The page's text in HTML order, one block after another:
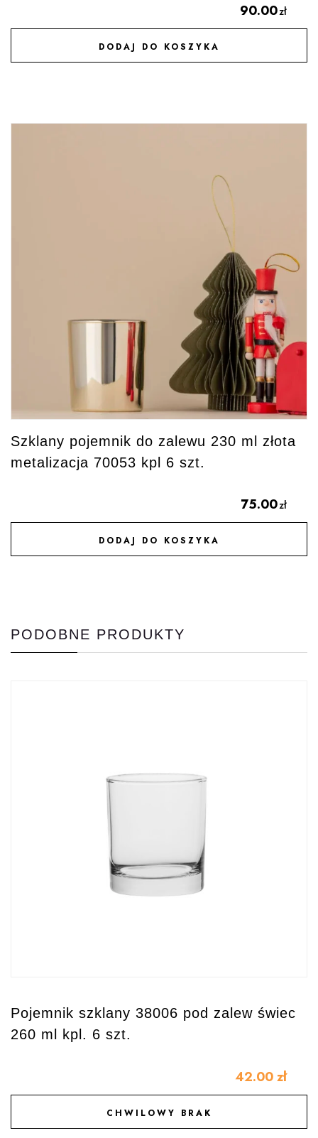
90.00zł
DODAJ DO KOSZYKA
DODAJ DO ULUBIONYCH
Szklany pojemnik do zalewu 230 ml złota
metalizacja 70053 kpl 6 szt.
75.00zł
DODAJ DO KOSZYKA
DODAJ DO ULUBIONYCH
PODOBNE PRODUKTY
Pojemnik szklany 38006 pod zalew świec
260 ml kpl. 6 szt.
42.00 zł
CHWILOWY BRAK
DODAJ DO ULUBIONYCH